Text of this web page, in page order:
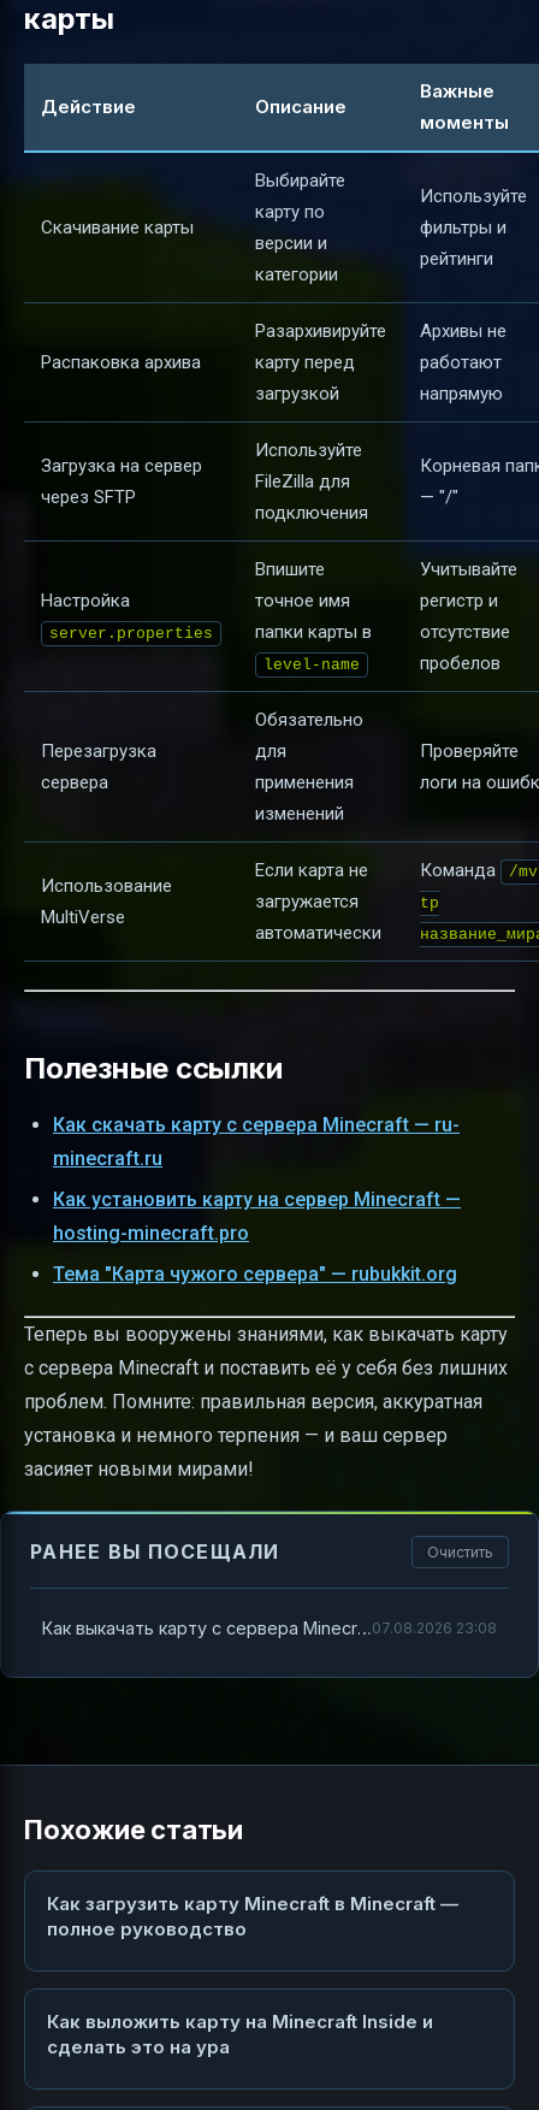
карты
Действие Описание
Важные
моменты
Скачивание карты
Выбирайте
карту по
версии и
категории
Используйте
фильтры и
рейтинги
Распаковка архива
Разархивируйте
карту перед
загрузкой
Архивы не
работают
напрямую
Загрузка на сервер
через SFTP
Используйте
FileZilla для
подключения
Корневая
— "/"
Настройка
server.properties
Впишите
точное имя
папки карты в
level-name
Учитывайте
регистр и
отсутствие
пробелов
Перезагрузка
сервера
Обязательно
для
применения
изменений
Проверяйте
логи на
Использование
MultiVerse
Если карта не
загружается
автоматически
Команда
/mv
tp
Полезные ссылки
Как скачать карту с сервера Minecraft — ru-
minecraft.ru
Как установить карту на сервер Minecraft —
hosting-minecraft.pro
Тема "Карта чужого сервера" — rubukkit.org
Теперь вы вооружены знаниями, как выкачать карту
с сервера Minecraft и поставить её у себя без лишних
проблем. Помните: правильная версия, аккуратная
установка и немного терпения — и ваш сервер
засияет новыми мирами!
РАНЕЕ ВЫ ПОСЕЩАЛИ Очистить
Как выкачать карту с сервера Minecraft и установить её на свой сервер07.08.2026 23:08
Похожие статьи
Как загрузить карту Minecraft в Minecraft —
полное руководство
Как выложить карту на Minecraft Inside и
сделать это на ура